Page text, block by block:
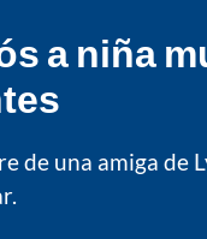
a niña
de una amiga